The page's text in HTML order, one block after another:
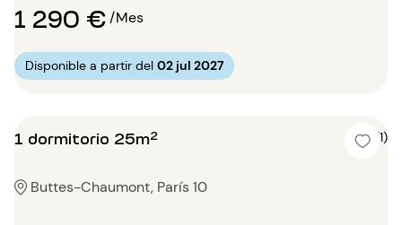
1 290 €/Mes
Disponible a partir del 02 jul 2027
1 dormitorio 25m² 4 (1)
Buttes-Chaumont, París 10